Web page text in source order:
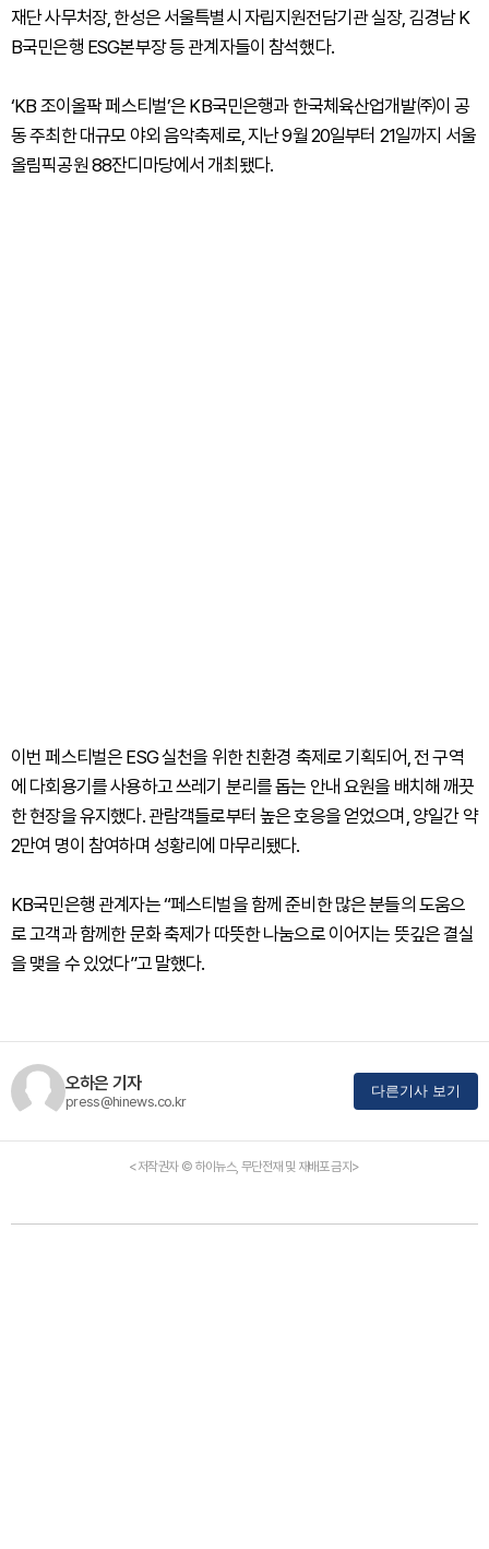
재단 사무처장, 한성은 서울특별시 자립지원전담기관 실장, 김경남 K
B국민은행 ESG본부장 등 관계자들이 참석했다.
‘KB 조이올팍 페스티벌’은 KB국민은행과 한국체육산업개발㈜이 공
동 주최한 대규모 야외 음악축제로, 지난 9월 20일부터 21일까지 서울
올림픽공원 88잔디마당에서 개최됐다.
이번 페스티벌은 ESG 실천을 위한 친환경 축제로 기획되어, 전 구역
에 다회용기를 사용하고 쓰레기 분리를 돕는 안내 요원을 배치해 깨끗
한 현장을 유지했다. 관람객들로부터 높은 호응을 얻었으며, 양일간 약
2만여 명이 참여하며 성황리에 마무리됐다.
KB국민은행 관계자는 “페스티벌을 함께 준비한 많은 분들의 도움으
로 고객과 함께한 문화 축제가 따뜻한 나눔으로 이어지는 뜻깊은 결실
을 맺을 수 있었다”고 말했다.
오하은 기자
press@hinews.co.kr
다른기사 보기
<저작권자 © 하이뉴스, 무단전재 및 재배포 금지>